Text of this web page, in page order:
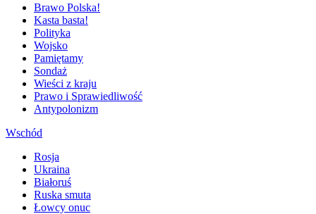
Brawo Polska!
Kasta basta!
Polityka
Wojsko
Pamiętamy
Sondaż
Wieści z kraju
Prawo i Sprawiedliwość
Antypolonizm
Wschód
Rosja
Ukraina
Białoruś
Ruska smuta
Łowcy onuc